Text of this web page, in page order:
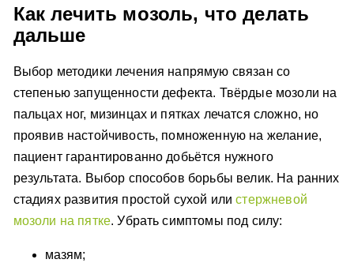
Как лечить мозоль, что делать
дальше
Выбор методики лечения напрямую связан со
степенью запущенности дефекта. Твёрдые мозоли на
пальцах ног, мизинцах и пятках лечатся сложно, но
проявив настойчивость, помноженную на желание,
пациент гарантированно добьётся нужного
результата. Выбор способов борьбы велик. На ранних
стадиях развития простой сухой илистержневой
мозоли на пятке. Убрать симптомы под силу:
мазям;